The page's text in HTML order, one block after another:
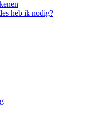
heb ik nodig?